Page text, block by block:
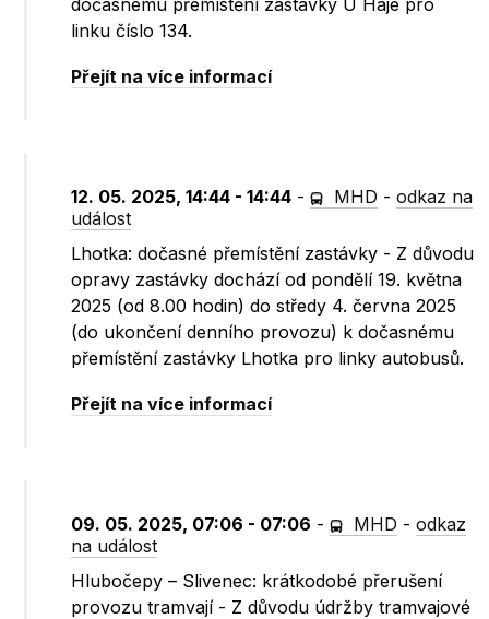
dočasnému přemístění zastávky U Háje pro
linku číslo 134.
Přejít na více informací
12. 05. 2025, 14:44 - 14:44 - MHD -odkaz na
událost
Lhotka: dočasné přemístění zastávky - Z důvodu
opravy zastávky dochází od pondělí 19. května
2025 (od 8.00 hodin) do středy 4. června 2025
(do ukončení denního provozu) k dočasnému
přemístění zastávky Lhotka pro linky autobusů.
Přejít na více informací
09. 05. 2025, 07:06 - 07:06 - MHD -odkaz
na událost
Hlubočepy – Slivenec: krátkodobé přerušení
provozu tramvají - Z důvodu údržby tramvajové